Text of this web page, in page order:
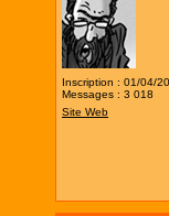
Inscription : 01/04/
Messages : 3 018
Site Web